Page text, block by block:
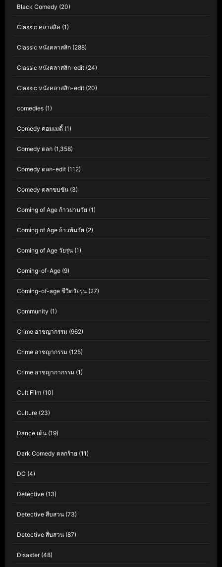
Black Comedy (20)
Classic คลาสสิค (1)
Classic หนังคลาสสิก (288)
Classic หนังคลาสสิก-edit (24)
Classic หนังคลาสสิก-edit (20)
comedies (1)
Comedy คอมเมดี้ (1)
Comedy ตลก (1,358)
Comedy ตลก-edit (112)
Comedy ตลกขบขัน (3)
Coming of Age ก้าวผ่านวัย (1)
Coming of Age ก้าวพ้นวัย (2)
Coming of Age วัยรุ่น (1)
Coming-of-Age (9)
Coming-of-age ชีวิตวัยรุ่น (27)
Community (1)
Crime อาชญากรรม (962)
Crime อาชญากรรม (125)
Crime อาชญากากรรม (1)
Cult Film (10)
Culture (23)
Dance เต้น (19)
Dark Comedy ตลกร้าย (11)
DC (4)
Detective (13)
Detective สืบสวน (73)
Detective สืบสวน (87)
Disaster(48)